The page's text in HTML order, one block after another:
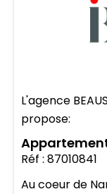
L'agence
propose:
Réf : 87010841
Au coeur de